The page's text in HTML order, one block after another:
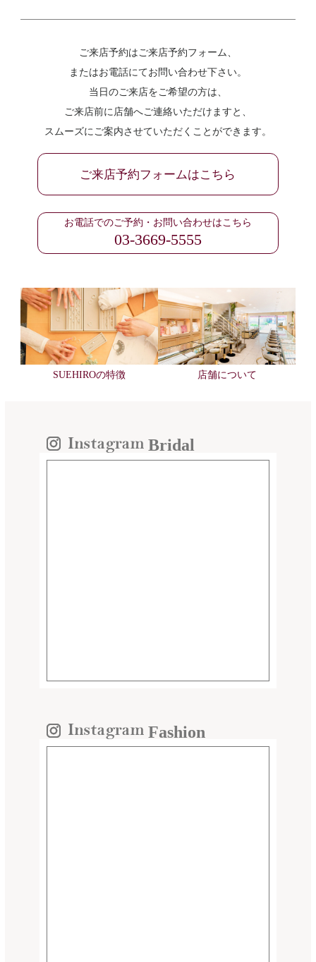
ご来店予約はご来店予約フォーム、
またはお電話にてお問い合わせ下さい。
当日のご来店をご希望の方は、
ご来店前に店舗へご連絡いただけますと、
スムーズにご案内させていただくことができます。
ご来店予約フォームはこちら
お電話でのご予約・お問い合わせはこちら
03-3669-5555
SUEHIROの特徴 店舗について
Bridal
Fashion